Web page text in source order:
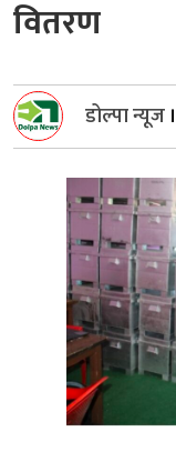
वितरण
डोल्पा न्यूज ।